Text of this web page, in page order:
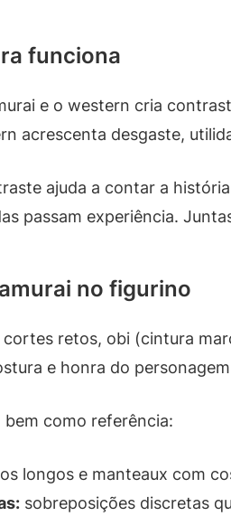
funciona
e o western cria
acrescenta desgaste,
ajuda a contar a
passam experiência.
no figurino
retos, obi (cintura
e honra do
bem como referência:
longos e manteaux com
sobreposições discretas